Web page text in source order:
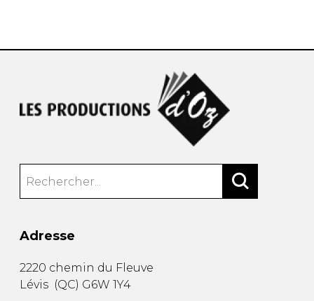
Adresse
2220 chemin du Fleuve
Lévis (QC) G6W 1Y4